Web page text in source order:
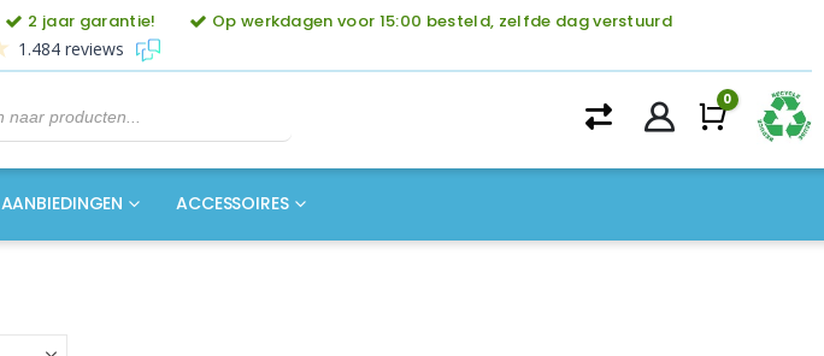
2 jaar garantie!
Op werkdagen voor 15:00 besteld, zelfde dag verstuurd
1.484 reviews
0
AANBIEDINGEN ACCESSOIRES